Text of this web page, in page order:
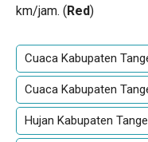
km/jam. (Red)
Cuaca Kabupaten
Cuaca Kabupaten
Hujan Kabupaten